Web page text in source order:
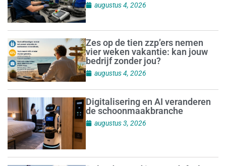
augustus 4, 2026
Zes op de tien zzp’ers nemen
vier weken vakantie: kan jouw
bedrijf zonder jou?
augustus 4, 2026
Digitalisering en AI veranderen
de schoonmaakbranche
augustus 3, 2026